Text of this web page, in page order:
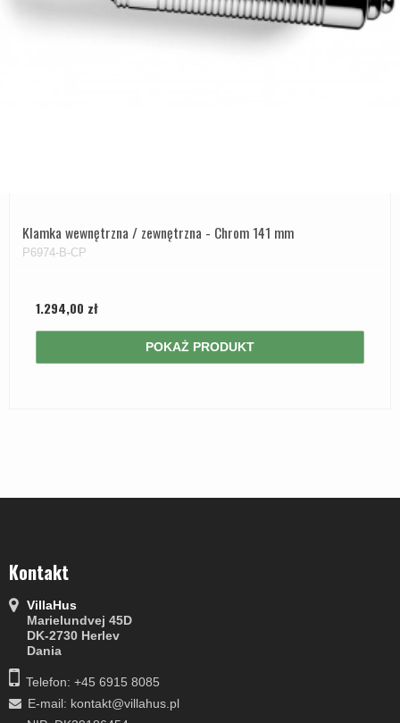
Klamka wewnętrzna / zewnętrzna - Chrom 141 mm
P6974-B-CP
1.294,00 zł
POKAŻ PRODUKT
Kontakt
VillaHus
Marielundvej 45D
DK-2730 Herlev
Dania
Telefon: +45 6915 8085
E-mail: kontakt@villahus.pl